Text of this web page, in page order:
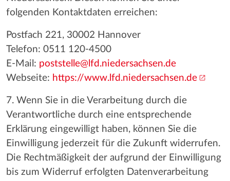
folgenden Kontaktdaten erreichen:
Postfach 221, 30002 Hannover
Telefon: 0511 120-4500
E-Mail: poststelle@lfd.niedersachsen.de
Webseite: https://www.lfd.niedersachsen.de
7. Wenn Sie in die Verarbeitung durch die
Verantwortliche durch eine entsprechende
Erklärung eingewilligt haben, können Sie die
Einwilligung jederzeit für die Zukunft widerrufen.
Die Rechtmäßigkeit der aufgrund der Einwilligung
bis zum Widerruf erfolgten Datenverarbeitung